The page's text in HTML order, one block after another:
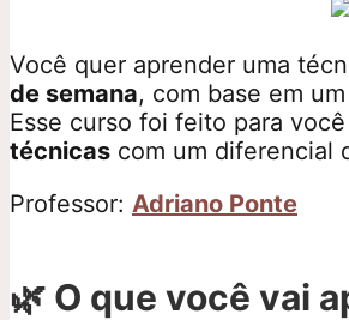
Você quer aprender uma
de semana, com base em
Esse curso foi feito para
técnicas com um diferencial
Professor: Adriano Ponte
🌿 O que você vai